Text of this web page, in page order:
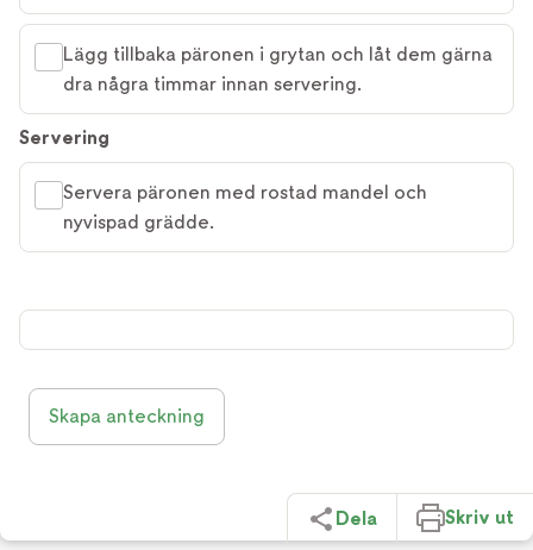
Lägg tillbaka päronen i grytan och låt dem gärna
dra några timmar innan servering.
Servering
Servera päronen med rostad mandel och
nyvispad grädde.
Skapa anteckning
Dela Skriv ut